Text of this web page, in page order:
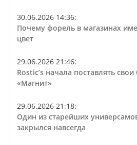
30.06.2026 14:36:
Почему форель в магазинах
цвет
29.06.2026 21:46:
Rostic’s начала поставлять
«Магнит»
29.06.2026 21:18:
Один из старейших
закрылся навсегда